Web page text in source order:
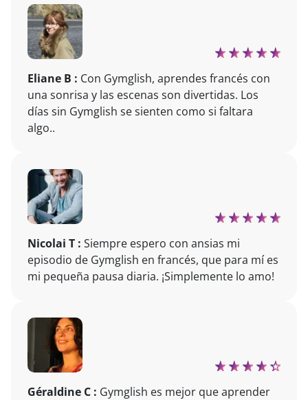
Eliane B : Con Gymglish, aprendes francés con
una sonrisa y las escenas son divertidas. Los
días sin Gymglish se sienten como si faltara
algo..
Nicolai T : Siempre espero con ansias mi
episodio de Gymglish en francés, que para mí es
mi pequeña pausa diaria. ¡Simplemente lo amo!
Géraldine C : Gymglish es mejor que aprender